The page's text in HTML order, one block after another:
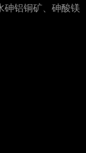
砷铝铜矿、砷酸镁